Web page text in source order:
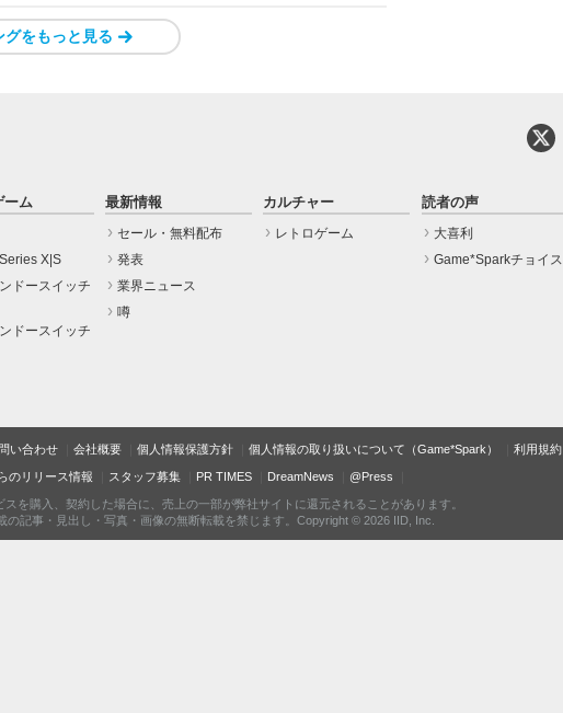
グをもっと見る
ーム
X|S
ドースイッチ
ドースイッチ
最新情報
セール・無料配布
発表
業界ニュース
噂
カルチャー
レトロゲーム
読者の声
大喜利
Game*Sparkチョイス
い合わせ 会社概要 個人情報保護方針 個人情報の取り扱いについて（Game*Spark） 利用規約
のリリース情報 スタッフ募集 PR TIMES DreamNews @Press
を購入、契約した場合に、売上の一部が弊社サイトに還元されることがあります。
の記事・見出し・写真・画像の無断転載を禁じます。Copyright © 2026 IID, Inc.